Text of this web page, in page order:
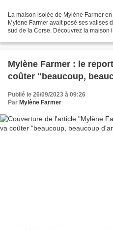
La maison isolée de Mylène Farmer
Mylène Farmer avait posé ses valises
sud de la Corse. Découvrez la maison
Mylène Farmer : le
coûter "beaucoup,
Publié le 26/09/2023 à 09:26
Par Mylène Farmer